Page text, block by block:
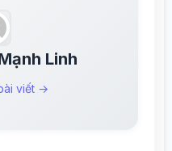
Linh
viết →